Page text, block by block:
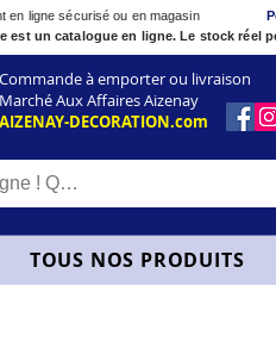
en ligne sécurisé ou en magasin
est un catalogue en ligne. Le stock réel
Commande à emporter ou livraison
Marché Aux Affaires Aizenay
AIZENAY-DECORATION.com
TOUS NOS PRODUITS